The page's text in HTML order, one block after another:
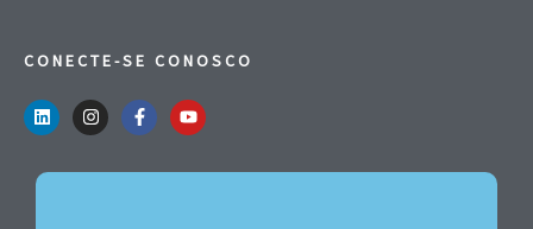
CONECTE-SE CONOSCO